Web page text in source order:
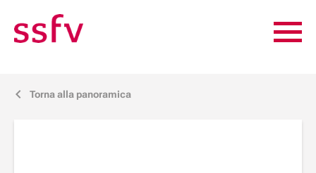
j Torna alla panoramica